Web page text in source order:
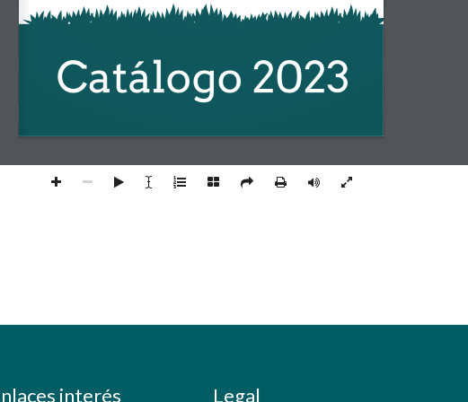
Catálogo 2023
interés Legal